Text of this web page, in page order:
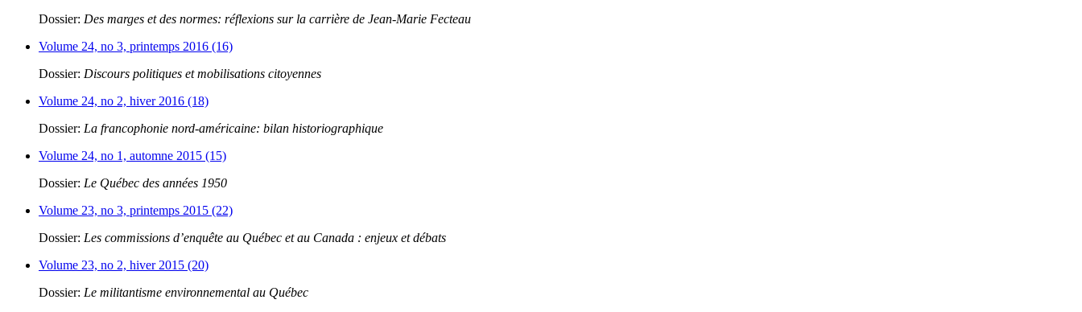
Dossier: Des marges et des normes: réflexions sur la carrière de Jean-Marie Fecteau
Volume 24, no 3, printemps 2016 (16)
Dossier: Discours politiques et mobilisations citoyennes
Volume 24, no 2, hiver 2016 (18)
Dossier: La francophonie nord-américaine: bilan historiographique
Volume 24, no 1, automne 2015 (15)
Dossier: Le Québec des années 1950
Volume 23, no 3, printemps 2015 (22)
Dossier: Les commissions d’enquête au Québec et au Canada : enjeux et débats
Volume 23, no 2, hiver 2015 (20)
Dossier: Le militantisme environnemental au Québec